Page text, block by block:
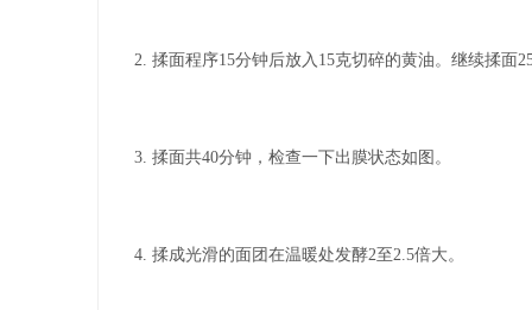
2. 揉面程序15分钟后放入15克切碎的黄油。继续揉面
3. 揉面共40分钟，检查一下出膜状态如图。
4. 揉成光滑的面团在温暖处发酵2至2.5倍大。